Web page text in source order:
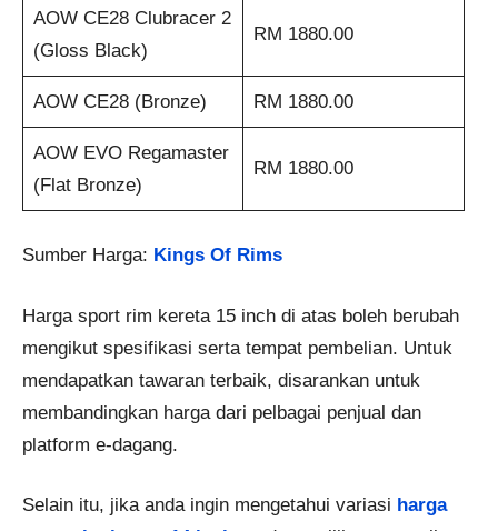
AOW CE28 Clubracer 2
(Gloss Black)
RM 1880.00
AOW CE28 (Bronze) RM 1880.00
AOW EVO Regamaster
(Flat Bronze)
RM 1880.00
Sumber Harga: Kings Of Rims
Harga sport rim kereta 15 inch di atas boleh berubah
mengikut spesifikasi serta tempat pembelian. Untuk
mendapatkan tawaran terbaik, disarankan untuk
membandingkan harga dari pelbagai penjual dan
platform e-dagang.
Selain itu, jika anda ingin mengetahui variasi harga